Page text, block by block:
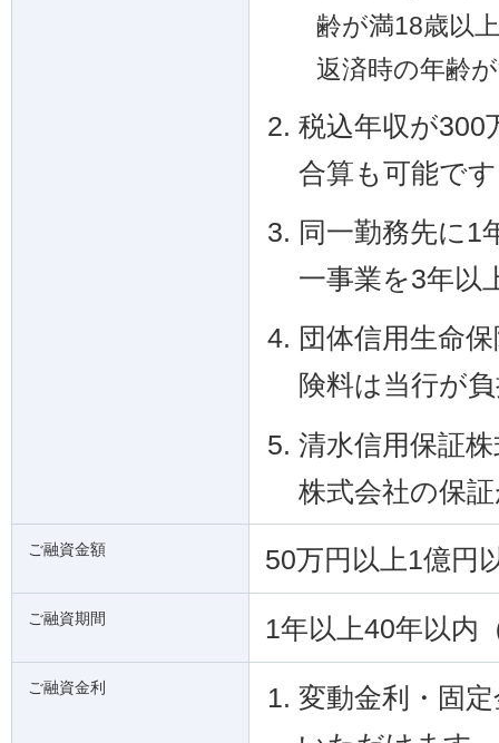
齢が満18歳以
返済時の年齢
税込年収が300
合算も可能で
同一勤務先に1
一事業を3年以
団体信用生命
険料は当行が
清水信用保証
株式会社の保
ご融資金額 50万円以上1億円
ご融資期間 1年以上40年以内
ご融資金利
変動金利・固